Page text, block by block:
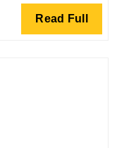
gareRead Full Read
Full